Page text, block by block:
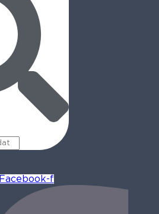
Facebook-f